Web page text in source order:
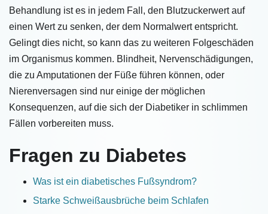
Behandlung ist es in jedem Fall, den Blutzuckerwert auf
einen Wert zu senken, der dem Normalwert entspricht.
Gelingt dies nicht, so kann das zu weiteren Folgeschäden
im Organismus kommen. Blindheit, Nervenschädigungen,
die zu Amputationen der Füße führen können, oder
Nierenversagen sind nur einige der möglichen
Konsequenzen, auf die sich der Diabetiker in schlimmen
Fällen vorbereiten muss.
Fragen zu Diabetes
Was ist ein diabetisches Fußsyndrom?
Starke Schweißausbrüche beim Schlafen